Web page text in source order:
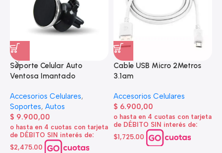
Soporte Celular Auto
Ventosa Imantado
Accesorios Celulares,
Soportes, Autos
$ 9.900,00
o hasta en 4 cuotas con tarjeta
de DÉBITO SIN interés de:
$2,475.00
Cable USB Micro 2Metros
3.1am
Accesorios Celulares
$ 6.900,00
o hasta en 4 cuotas con tarjeta
de DÉBITO SIN interés de:
$1,725.00